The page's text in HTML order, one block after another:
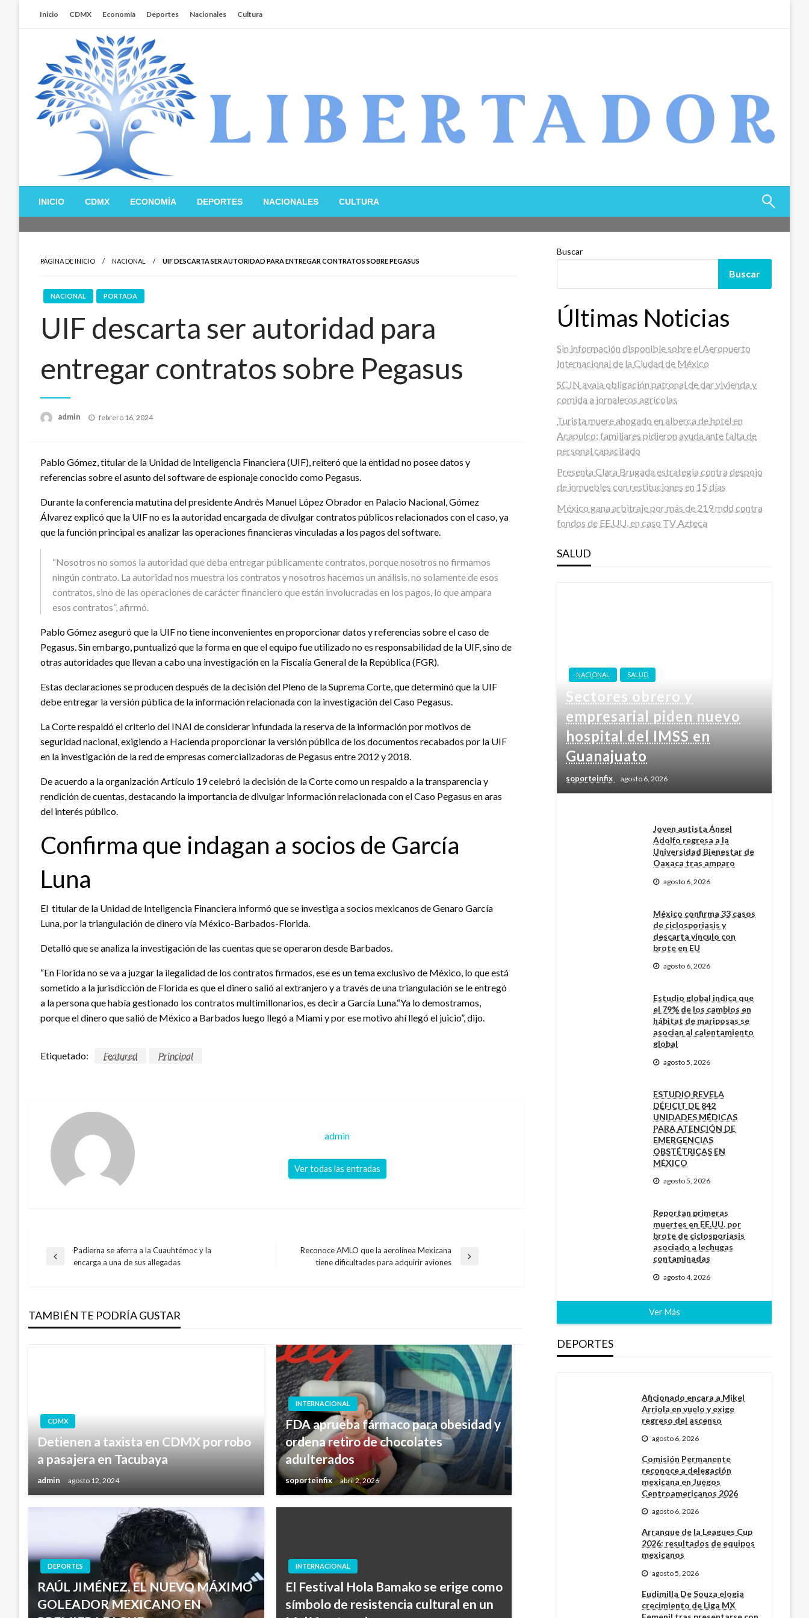
Inicio CDMX Economía Deportes Nacionales Cultura
Libertador MX
INICIO CDMX ECONOMÍA DEPORTES NACIONALES CULTURA
PÁGINA DE INICIO NACIONAL UIF DESCARTA SER AUTORIDAD PARA ENTREGAR CONTRATOS SOBRE PEGASUS
NACIONAL PORTADA
UIF descarta ser autoridad para
entregar contratos sobre Pegasus
admin
Publicado
febrero 16, 2024
Pablo Gómez, titular de la Unidad de Inteligencia Financiera (UIF), reiteró que la entidad no posee datos y
referencias sobre el asunto del software de espionaje conocido como Pegasus.
Durante la conferencia matutina del presidente Andrés Manuel López Obrador en Palacio Nacional, Gómez
Álvarez explicó que la UIF no es la autoridad encargada de divulgar contratos públicos relacionados con el caso, ya
que la función principal es analizar las operaciones financieras vinculadas a los pagos del software.
“Nosotros no somos la autoridad que deba entregar públicamente contratos, porque nosotros no firmamos
ningún contrato. La autoridad nos muestra los contratos y nosotros hacemos un análisis, no solamente de esos
contratos, sino de las operaciones de carácter financiero que están involucradas en los pagos, lo que ampara
esos contratos”, afirmó.
Pablo Gómez aseguró que la UIF no tiene inconvenientes en proporcionar datos y referencias sobre el caso de
Pegasus. Sin embargo, puntualizó que la forma en que el equipo fue utilizado no es responsabilidad de la UIF, sino de
otras autoridades que llevan a cabo una investigación en la Fiscalía General de la República (FGR).
Estas declaraciones se producen después de la decisión del Pleno de la Suprema Corte, que determinó que la UIF
debe entregar la versión pública de la información relacionada con la investigación del Caso Pegasus.
La Corte respaldó el criterio del INAI de considerar infundada la reserva de la información por motivos de
seguridad nacional, exigiendo a Hacienda proporcionar la versión pública de los documentos recabados por la UIF
en la investigación de la red de empresas comercializadoras de Pegasus entre 2012 y 2018.
De acuerdo a la organización Artículo 19 celebró la decisión de la Corte como un respaldo a la transparencia y
rendición de cuentas, destacando la importancia de divulgar información relacionada con el Caso Pegasus en aras
del interés público.
Confirma que indagan a socios de García
Luna
El titular de la Unidad de Inteligencia Financiera informó que se investiga a socios mexicanos de Genaro García
Luna, por la triangulación de dinero vía México-Barbados-Florida.
Detalló que se analiza la investigación de las cuentas que se operaron desde Barbados.
“En Florida no se va a juzgar la ilegalidad de los contratos firmados, ese es un tema exclusivo de México, lo que está
sometido a la jurisdicción de Florida es que el dinero salió al extranjero y a través de una triangulación se le entregó
a la persona que había gestionado los contratos multimillonarios, es decir a García Luna.“Ya lo demostramos,
porque el dinero que salió de México a Barbados luego llegó a Miami y por ese motivo ahí llegó el juicio”, dijo.
Etiquetado: Featured Principal
admin
Ver todas las entradas
Navegación
entradas
Entrada
Padierna se aferra a la Cuauhtémoc y la
encarga a una de sus allegadas
Reconoce AMLO que la aerolínea Mexicana
tiene dificultades para adquirir aviones
TAMBIÉN TE PODRÍA GUSTAR
CDMX
Detienen a taxista en CDMX por robo
a pasajera en Tacubaya
admin agosto 12, 2024
INTERNACIONAL
FDA aprueba fármaco para obesidad y
ordena retiro de chocolates
adulterados
soporteinfix abril 2, 2026
DEPORTES
RAÚL JIMÉNEZ, EL NUEVO MÁXIMO
GOLEADOR MEXICANO EN
INTERNACIONAL
El Festival Hola Bamako se erige como
símbolo de resistencia cultural en un
Buscar
Buscar
Últimas Noticias
Sin información disponible sobre el Aeropuerto
Internacional de la Ciudad de México
SCJN avala obligación patronal de dar vivienda y
comida a jornaleros agrícolas
Turista muere ahogado en alberca de hotel en
Acapulco; familiares pidieron ayuda ante falta de
personal capacitado
Presenta Clara Brugada estrategia contra despojo
de inmuebles con restituciones en 15 días
México gana arbitraje por más de 219 mdd contra
fondos de EE.UU. en caso TV Azteca
SALUD
NACIONAL SALUD
Sectores obrero y
empresarial piden nuevo
hospital del IMSS en
Guanajuato
soporteinfix agosto 6, 2026
Joven autista Ángel
Adolfo regresa a la
Universidad Bienestar de
Oaxaca tras amparo
agosto 6, 2026
México confirma 33 casos
de ciclosporiasis y
descarta vínculo con
brote en EU
agosto 6, 2026
Estudio global indica que
el 79% de los cambios en
hábitat de mariposas se
asocian al calentamiento
global
agosto 5, 2026
ESTUDIO REVELA
DÉFICIT DE 842
UNIDADES MÉDICAS
PARA ATENCIÓN DE
EMERGENCIAS
OBSTÉTRICAS EN
MÉXICO
agosto 5, 2026
Reportan primeras
muertes en EE.UU. por
brote de ciclosporiasis
asociado a lechugas
contaminadas
agosto 4, 2026
Ver Más
DEPORTES
Aficionado encara a Mikel
Arriola en vuelo y exige
regreso del ascenso
agosto 6, 2026
Comisión Permanente
reconoce a delegación
mexicana en Juegos
Centroamericanos 2026
agosto 6, 2026
Arranque de la Leagues Cup
2026: resultados de equipos
mexicanos
agosto 5, 2026
Eudimilla De Souza elogia
crecimiento de Liga MX